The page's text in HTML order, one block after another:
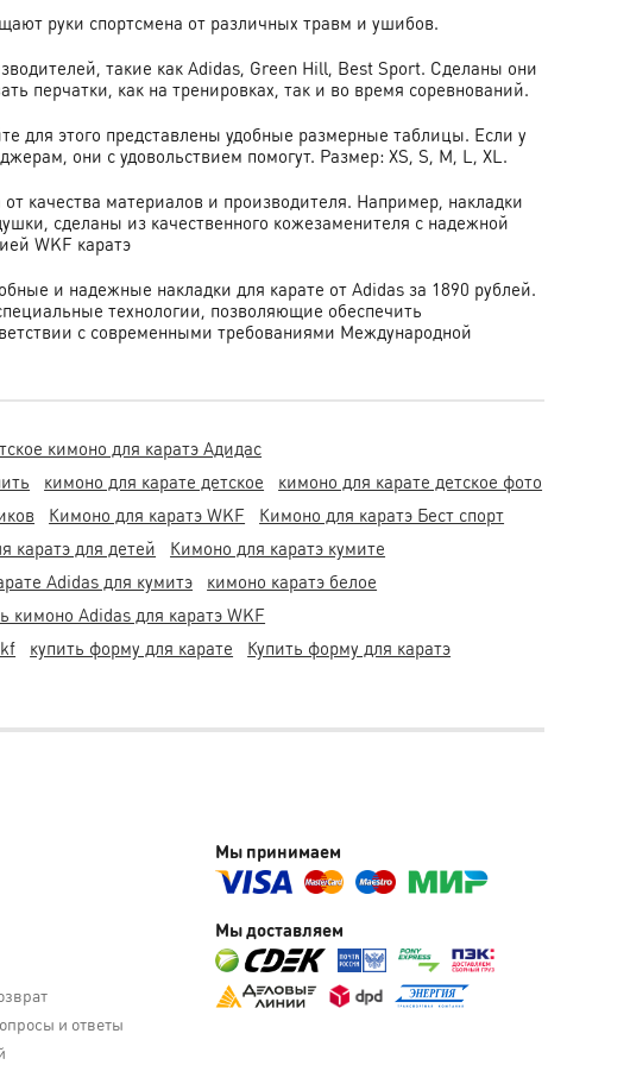
руки спортсмена от различных травм и ушибов.
такие как Adidas, Green Hill, Best Sport. Сделаны они
перчатки, как на тренировках, так и во время соревнований.
для этого представлены удобные размерные таблицы. Если у
они с удовольствием помогут. Размер: XS, S, M, L, XL.
качества материалов и производителя. Например, накладки
сделаны из качественного кожезаменителя с надежной
WKF каратэ
и надежные накладки для карате от Adidas за 1890 рублей.
технологии, позволяющие обеспечить
с современными требованиями Международной
кимоно для каратэ Адидас
кимоно для карате детское
кимоно для карате детское фото
Кимоно для каратэ WKF
Кимоно для каратэ Бест спорт
каратэ для детей
Кимоно для каратэ кумите
Adidas для кумитэ
кимоно каратэ белое
кимоно Adidas для каратэ WKF
купить форму для карате
Купить форму для каратэ
и ответы
Мы принимаем
Мы доставляем